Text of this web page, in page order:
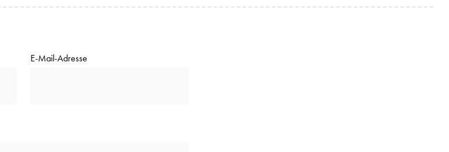
E-Mail-Adresse